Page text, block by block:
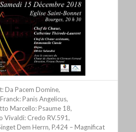
Da Pacem Domine,
Panis Angelicus,
Marcello: Psaume 18,
Vivaldi: Credo RV.591,
Dem Herrn, P.424 – Magnificat